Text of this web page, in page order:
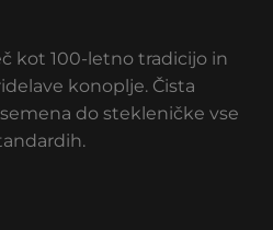
kot 100-letno tradicijo in
konoplje. Čista
do stekleničke vse